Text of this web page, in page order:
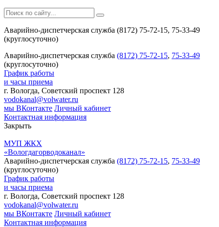
Аварийно-диспетчерская служба (8172) 75-72-15, 75-33-49
(круглосуточно)
Аварийно-диспетчерская служба (8172) 75-72-15, 75-33-49
(круглосуточно)
График работы
и часы приема
г. Вологда, Советский проспект 128
vodokanal@volwater.ru
мы ВКонтакте Личный кабинет
Контактная информация
Закрыть
МУП ЖКХ
«Вологдагорводоканал»
Аварийно-диспетчерская служба (8172) 75-72-15, 75-33-49
(круглосуточно)
График работы
и часы приема
г. Вологда, Советский проспект 128
vodokanal@volwater.ru
мы ВКонтакте Личный кабинет
Контактная информация